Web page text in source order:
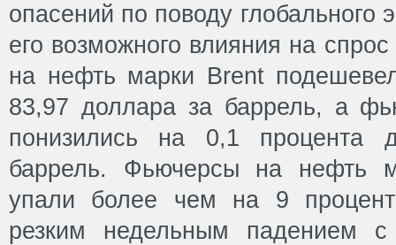
опасений по поводу глобального
его возможного влияния на
на нефть марки Brent
83,97 доллара за баррель, а
понизились на 0,1 процента
баррель. Фьючерсы на нефть
упали более чем на 9
резким недельным падением